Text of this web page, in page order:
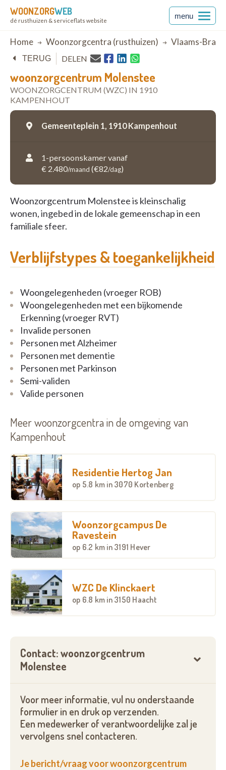
WOONZORGWEB
dé rusthuizen & serviceflats website
menu
Breadcrumb
Home Woonzorgcentra (rusthuizen) Vlaams-
woonzorgcentrum Molenstee
WOONZORGCENTRUM (WZC) IN 1910
KAMPENHOUT
TERUG DELEN
Gemeenteplein 1, 1910 Kampenhout
1-persoonskamer vanaf
€ 2.480/maand (€82/dag)
Woonzorgcentrum Molenstee is kleinschalig
wonen, ingebed in de lokale gemeenschap in een
familiale sfeer.
Verblijfstypes & toegankelijkheid
Woongelegenheden (vroeger ROB)
Woongelegenheden met een bijkomende
Erkenning (vroeger RVT)
Invalide personen
Personen met Alzheimer
Personen met dementie
Personen met Parkinson
Semi-validen
Valide personen
Meer woonzorgcentra in de omgeving van
Kampenhout
Residentie Hertog Jan
op 5.8 km in 3070 Kortenberg
Woonzorgcampus De
Ravestein
op 6.2 km in 3191 Hever
WZC De Klinckaert
op 6.8 km in 3150 Haacht
Contact: woonzorgcentrum
Molenstee
Voor meer informatie, vul nu onderstaande
formulier in en druk op verzenden.
Een medewerker of verantwoordelijke zal je
vervolgens snel contacteren.
Je bericht/vraag voor woonzorgcentrum